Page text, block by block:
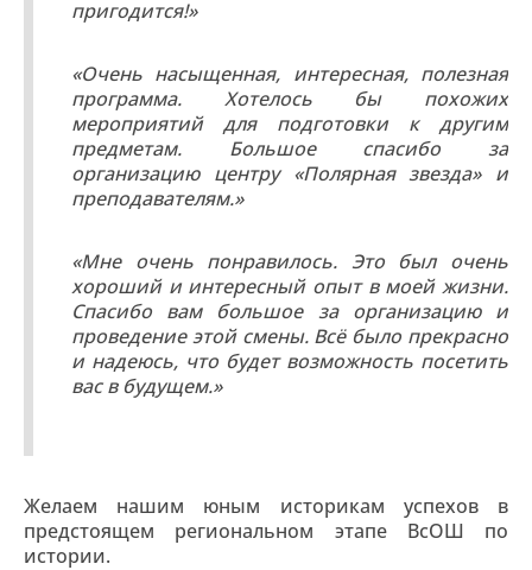
пригодится!»
«Очень насыщенная, интересная, полезная
программа. Хотелось бы похожих
мероприятий для подготовки к другим
предметам. Большое спасибо за
организацию центру «Полярная звезда» и
преподавателям.»
«Мне очень понравилось. Это был очень
хороший и интересный опыт в моей жизни.
Спасибо вам большое за организацию и
проведение этой смены. Всё было прекрасно
и надеюсь, что будет возможность посетить
вас в будущем.»
Желаем нашим юным историкам успехов в
предстоящем региональном этапе ВсОШ по
истории.